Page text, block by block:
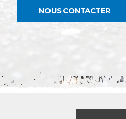
NOUS CONTACTER